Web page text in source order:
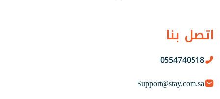
اتصل بنا
0554740518
Support@stay.com.sa